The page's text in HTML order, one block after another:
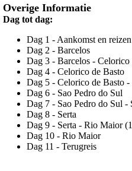
Overige Informatie
Dag tot dag:
Dag 1 - Aankomst en
Dag 2 - Barcelos
Dag 3 - Barcelos -
Dag 4 - Celorico de Basto
Dag 5 - Celorico de Basto
Dag 6 - Sao Pedro do Sul
Dag 7 - Sao Pedro do Sul -
Dag 8 - Serta
Dag 9 - Serta - Rio Maior
Dag 10 - Rio Maior
Dag 11 - Terugreis